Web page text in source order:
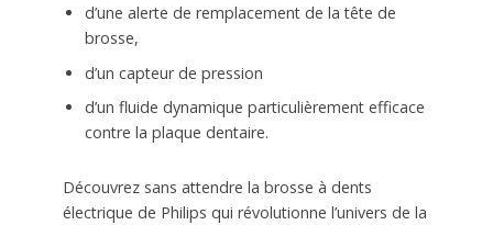
d’une alerte de remplacement de la tête de
brosse,
d’un capteur de pression
d’un fluide dynamique particulièrement efficace
contre la plaque dentaire.
Découvrez sans attendre la brosse à dents
électrique de Philips qui révolutionne l’univers de la